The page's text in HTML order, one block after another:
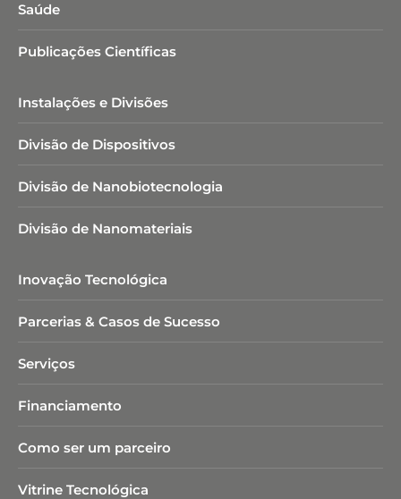
Saúde
Publicações Científicas
Instalações e Divisões
Divisão de Dispositivos
Divisão de Nanobiotecnologia​
Divisão de Nanomateriais
Inovação Tecnológica
Parcerias & Casos de Sucesso
Serviços
Financiamento
Como ser um parceiro
Vitrine Tecnológica